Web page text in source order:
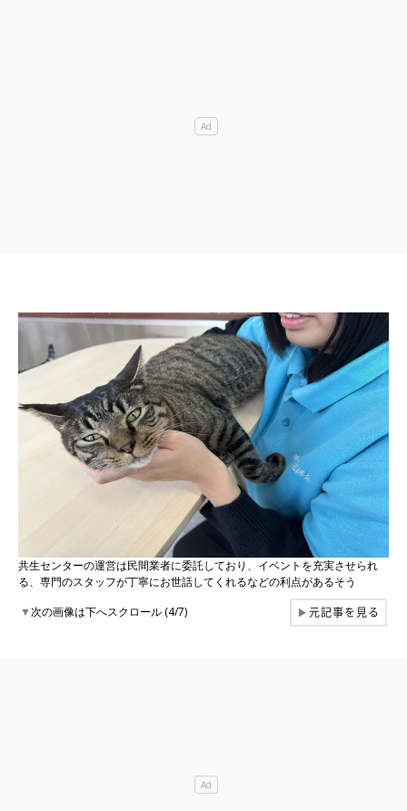
共生センターの運営は民間業者に委託しており、イベントを充実させられ
る、専門のスタッフが丁寧にお世話してくれるなどの利点があるそう
▼次の画像は下へスクロール (4/7) ▶元記事を見る